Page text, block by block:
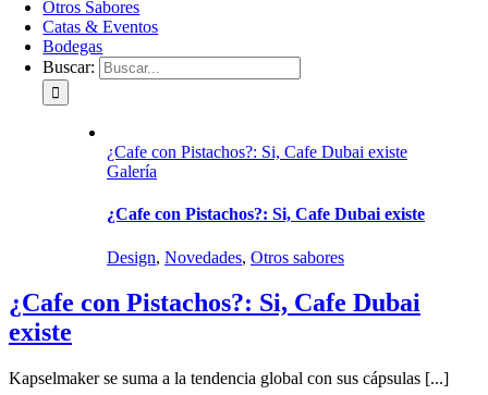
Otros Sabores
Catas & Eventos
Bodegas
Buscar:
¿Cafe con Pistachos?: Si, Cafe Dubai existe
Galería
¿Cafe con Pistachos?: Si, Cafe Dubai existe
Design, Novedades, Otros sabores
¿Cafe con Pistachos?: Si, Cafe Dubai
existe
Kapselmaker se suma a la tendencia global con sus cápsulas [...]